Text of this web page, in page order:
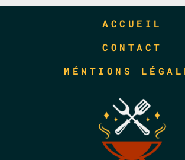
ACCUEIL
CONTACT
MÉNTIONS